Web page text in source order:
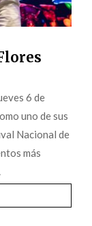
6 de
uno de sus
Nacional de
más